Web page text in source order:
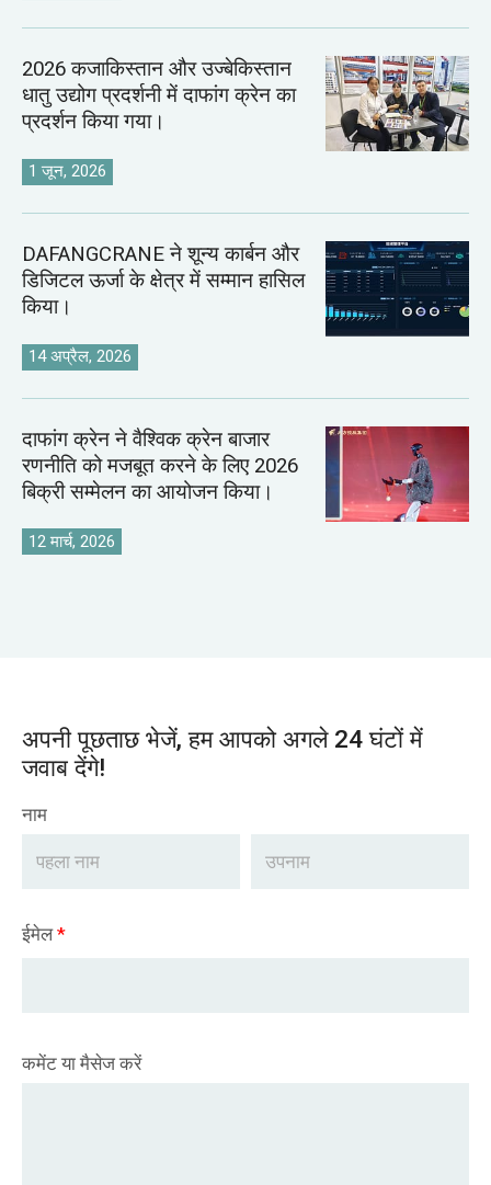
2026 कजाकिस्तान और उज्बेकिस्तान
धातु उद्योग प्रदर्शनी में दाफांग क्रेन का
प्रदर्शन किया गया।
1 जून, 2026
DAFANGCRANE ने शून्य कार्बन और
डिजिटल ऊर्जा के क्षेत्र में सम्मान हासिल
किया।
14 अप्रैल, 2026
दाफांग क्रेन ने वैश्विक क्रेन बाजार
रणनीति को मजबूत करने के लिए 2026
बिक्री सम्मेलन का आयोजन किया।
12 मार्च, 2026
अपनी पूछताछ भेजें, हम आपको अगले 24 घंटों में
जवाब देंगे!
नाम
ईमेल*
कमेंट या मैसेज करें